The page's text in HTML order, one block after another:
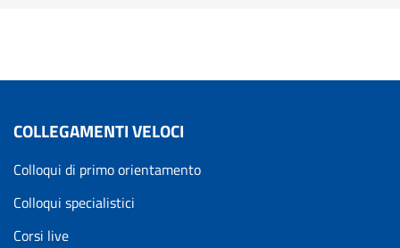
COLLEGAMENTI VELOCI
Colloqui di primo orientamento
Colloqui specialistici
Corsi live